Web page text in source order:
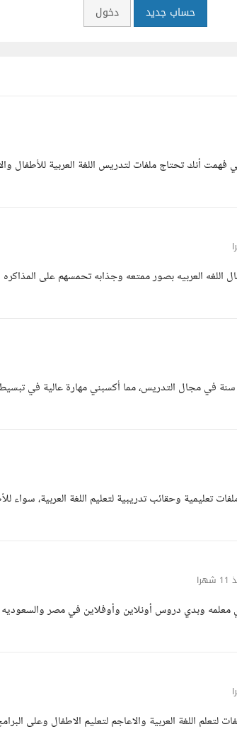
حساب جديد دخول
أنك تحتاج ملفات لتدريس اللغة العربية للأطفال
اللغه العربيه بصور ممتعه وجذابه تحمسهم على المذاكره
مرحبا أنا خريجة أدب عربي ولدي خبرة تتجاوز 14 سنة في مجال التدريس، مما أكسبني
وحقائب تدريبية لتعليم اللغة العربية، سواء
وبدي دروس أونلاين وأوفلاين في مصر والسعوديه